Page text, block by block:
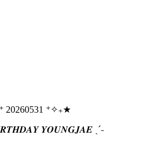
20260531 ⁺✧₊★
𝒀𝑶𝑼𝑵𝑮𝑱𝑨𝑬 ˎˊ˗